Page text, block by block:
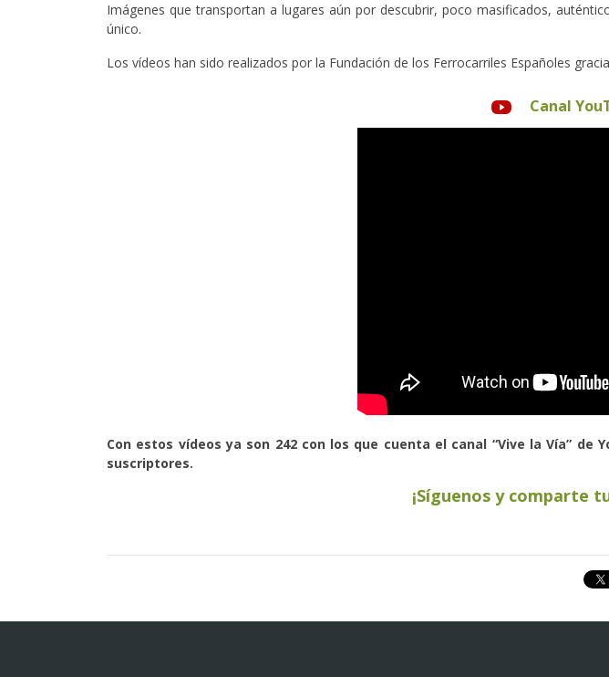
Imágenes que transportan a lugares aún por descubrir, poco masificados,
único.
Los vídeos han sido realizados por la Fundación de los Ferrocarriles Españoles
Canal
Con estos vídeos ya son 242 con los que cuenta el canal “Vive la Vía” de
suscriptores.
¡Síguenos y comparte